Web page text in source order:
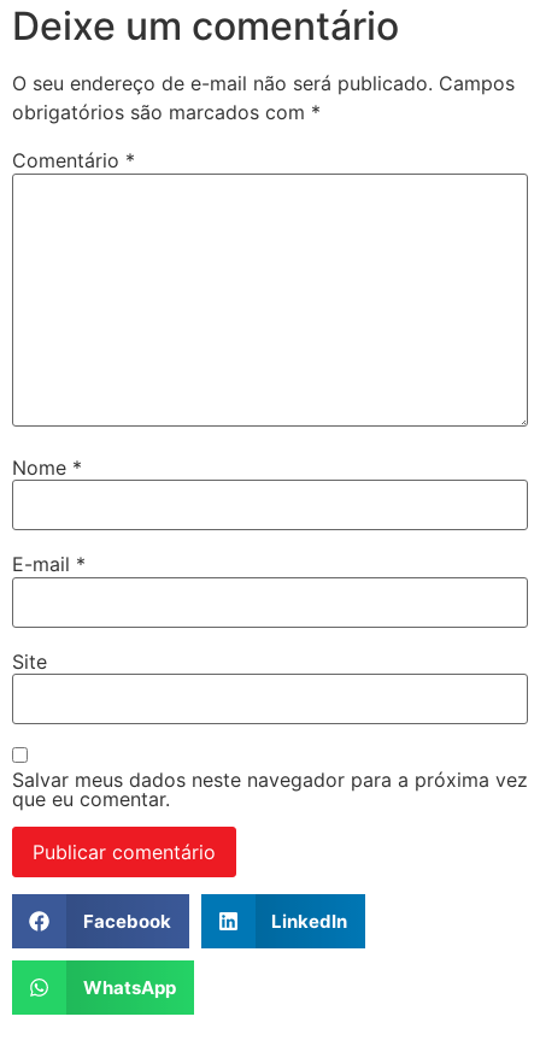
Deixe um comentário
O seu endereço de e-mail não será publicado. Campos
obrigatórios são marcados com *
Comentário *
Nome *
E-mail *
Site
Salvar meus dados neste navegador para a próxima vez
que eu comentar.
Facebook LinkedIn
WhatsApp